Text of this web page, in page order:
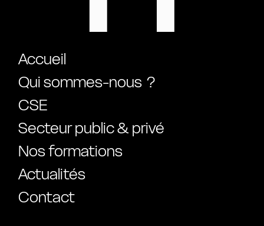
Accueil
Qui sommes-nous ?
CSE
Secteur public & privé
Nos formations
Actualités
Contact